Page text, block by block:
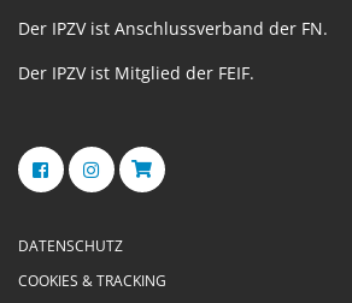
Der IPZV ist Anschlussverband der FN.
Der IPZV ist Mitglied der FEIF.
DATENSCHUTZ
COOKIES & TRACKING